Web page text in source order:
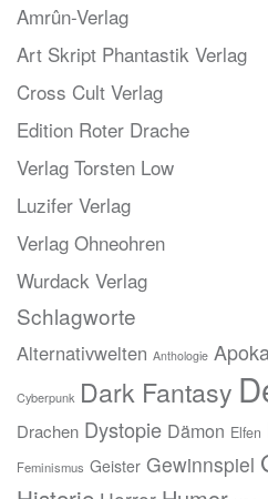
Amrûn-Verlag
Art Skript Phantastik Verlag
Cross Cult Verlag
Edition Roter Drache
Verlag Torsten Low
Luzifer Verlag
Verlag Ohneohren
Wurdack Verlag
Schlagworte
Alternativwelten Anthologie
Cyberpunk Dark Fantasy
Drachen Dystopie Dämon Elfen
Feminismus Geister Gewinnspiel